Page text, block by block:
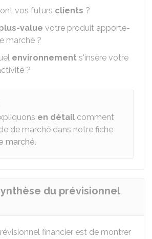
vos futurs clients ?
value votre produit apporte-
marché ?
environnement s'insère votre
?
en détail comment
de marché dans notre fiche
marché.
du prévisionnel
financier est de montrer